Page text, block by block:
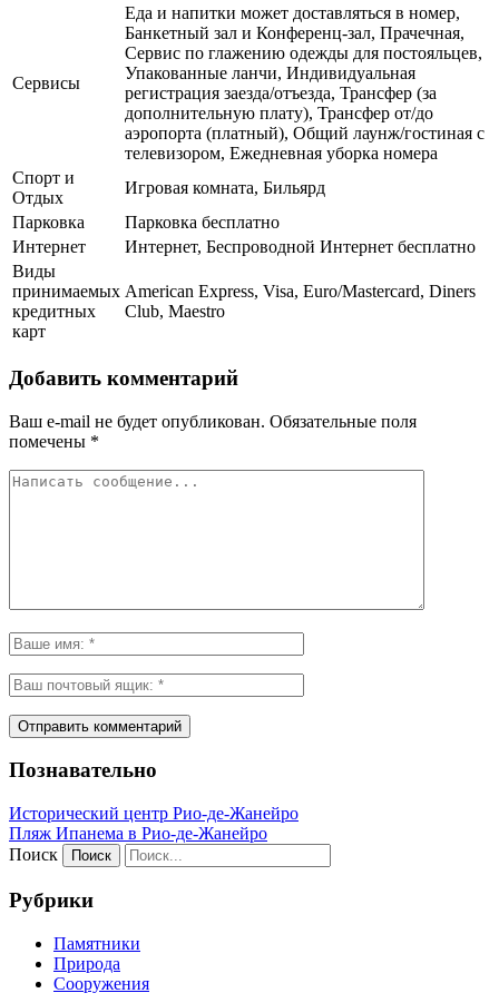
Сервисы
Еда и напитки может доставляться в номер,
Банкетный зал и Конференц-зал, Прачечная,
Сервис по глажению одежды для постояльцев,
Упакованные ланчи, Индивидуальная
регистрация заезда/отъезда, Трансфер (за
дополнительную плату), Трансфер от/до
аэропорта (платный), Общий лаунж/гостиная с
телевизором, Ежедневная уборка номера
Спорт и
Отдых
Игровая комната, Бильярд
Парковка
Парковка бесплатно
Интернет
Интернет, Беспроводной Интернет бесплатно
Виды
принимаемых
кредитных
карт
American Express, Visa, Euro/Mastercard, Diners
Club, Maestro
Добавить комментарий
Ваш e-mail не будет опубликован. Обязательные поля
помечены *
Познавательно
Исторический центр Рио-де-Жанейро
Пляж Ипанема в Рио-де-Жанейро
Поиск
Рубрики
Памятники
Природа
Сооружения